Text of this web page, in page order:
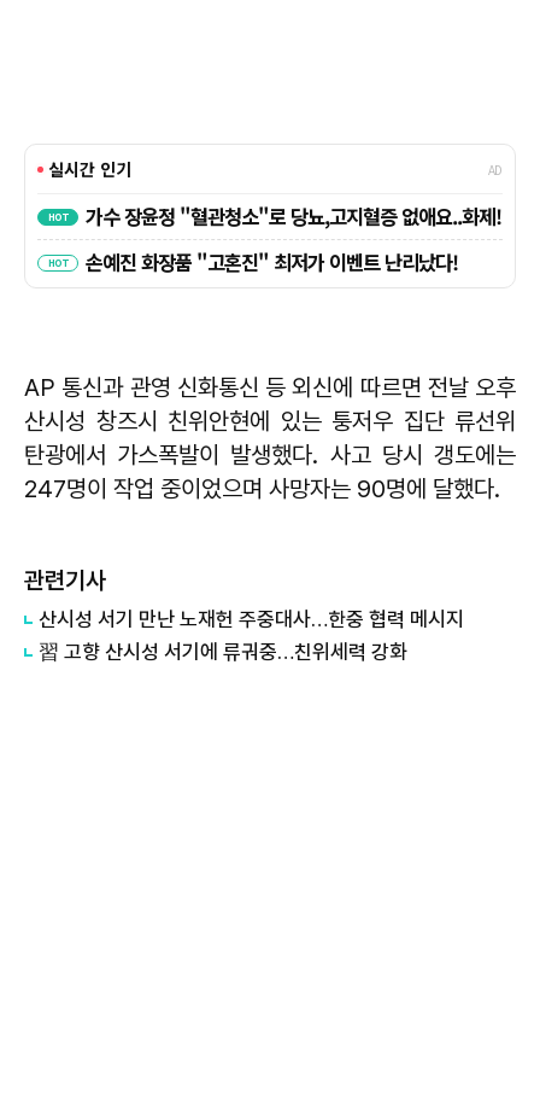
AP 통신과 관영 신화통신 등 외신에 따르면 전날 오후
산시성 창즈시 친위안현에 있는 퉁저우 집단 류선위
탄광에서 가스폭발이 발생했다. 사고 당시 갱도에는
247명이 작업 중이었으며 사망자는 90명에 달했다.
관련기사
산시성 서기 만난 노재헌 주중대사…한중 협력 메시지
習 고향 산시성 서기에 류궈중…친위세력 강화